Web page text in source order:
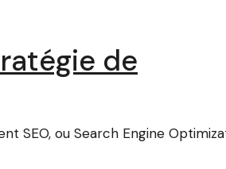
de
SEO, ou Search Engine